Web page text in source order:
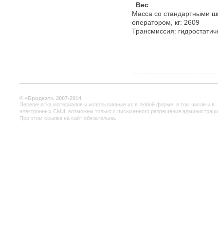
Вес
Масса со стандартными
оператором, кг: 2609
Трансмиссия:
© «Бродкэт». 2007-2014
Перепечатка материалов и использование их в любой форме, в том числе и в
электронных СМИ, возможны только с письменного разрешения
При этом ссылка на сайт обязательна.